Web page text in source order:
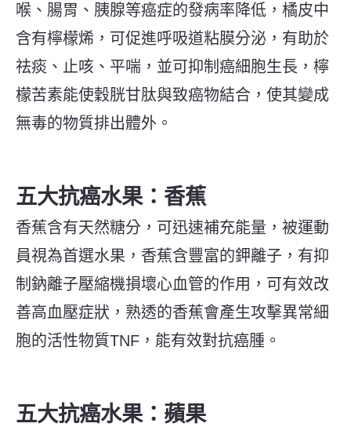
喉、腸胃、胰腺等癌症的發病率降低，橘皮中
含有檸檬烯，可促進呼吸道粘膜分泌，有助於
祛痰、止咳、平喘，並可抑制癌細胞生長，檸
檬苦素能使穀胱甘肽與致癌物結合，使其變成
無毒的物質排出體外。
五大抗癌水果：香蕉
香蕉含有天然糖分，可迅速補充能量，被運動
員視為首選水果，香蕉含豐富的鉀離子，有抑
制鈉離子壓縮機損壞心血管的作用，可有效改
善高血壓症狀，熟透的香蕉會產生攻擊異常細
胞的活性物質TNF，能有效對抗癌腫。
五大抗癌水果：蘋果